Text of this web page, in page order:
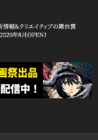
cowai コ